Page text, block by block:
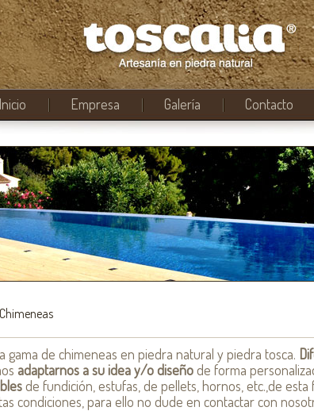
Inicio Empresa Galería Contacto
gama de chimeneas en piedra natural y piedra tosca.
adaptarnos a su idea y/o diseñode forma
de fundición, estufas, de pellets, hornos, etc.,de
condiciones, para ello no dude en contactar con